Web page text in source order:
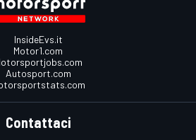
InsideEvs.it
Motor1.com
Autosport.com
Contattaci